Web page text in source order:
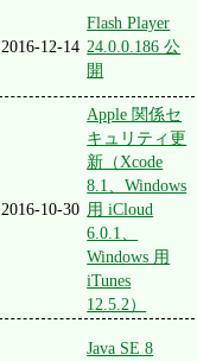
2016-12-14
Flash Player
24.0.0.186 公
開
2016-10-30
Apple 関係セ
キュリティ更
新（Xcode
8.1、Windows
用 iCloud
6.0.1、
Windows 用
iTunes
12.5.2）
Java SE 8